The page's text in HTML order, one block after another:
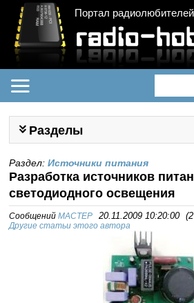
Портал радиолюбителей
Разделы
Раздел:Источники питания
Разработка источников
светодиодного освещения
СообщенийMACTEP 20.11.2009 10:20:00 (
Другие статьи этого автора